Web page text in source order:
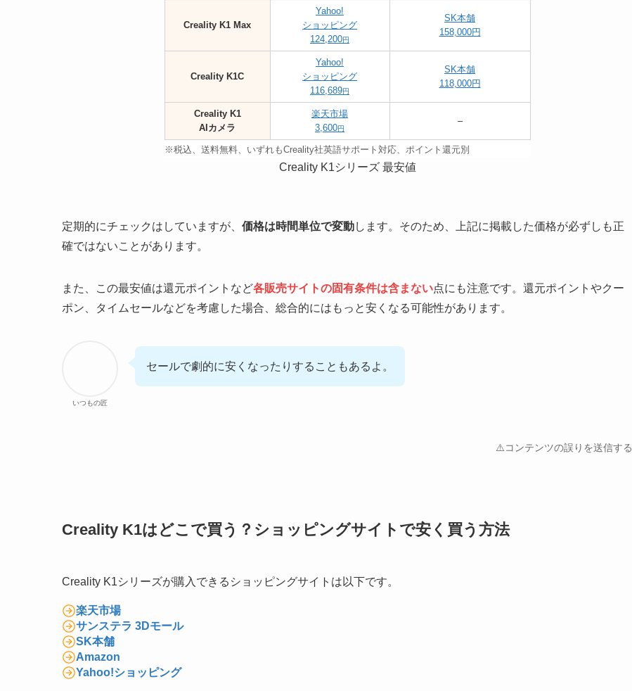
Creality K1 Max
Yahoo!
ショッピング
124,200円
SK本舗
158,000円
Creality K1C
Yahoo!
ショッピング
116,689円
SK本舗
118,000円
Creality K1
AIカメラ
楽天市場
3,600円
–
※税込、送料無料、いずれもCreality社英語サポート対応、ポイント還元別
Creality K1シリーズ 最安値
定期的にチェックはしていますが、 価格は時間単位で変動します。そのため、上記に掲載した価格が必ずしも正
確ではないことがあります。
また、この最安値は還元ポイントなど各販売サイトの固有条件は含まない点にも注意です。還元ポイントやクー
ポン、タイムセールなどを考慮した場合、総合的にはもっと安くなる可能性があります。
いつもの匠
セールで劇的に安くなったりすることもあるよ。
⚠️コンテンツの誤りを送信する
Creality K1はどこで買う？ショッピングサイトで安く買う方法
Creality K1シリーズが購入できるショッピングサイトは以下です。
楽天市場
サンステラ 3Dモール
SK本舗
Amazon
Yahoo!ショッピング